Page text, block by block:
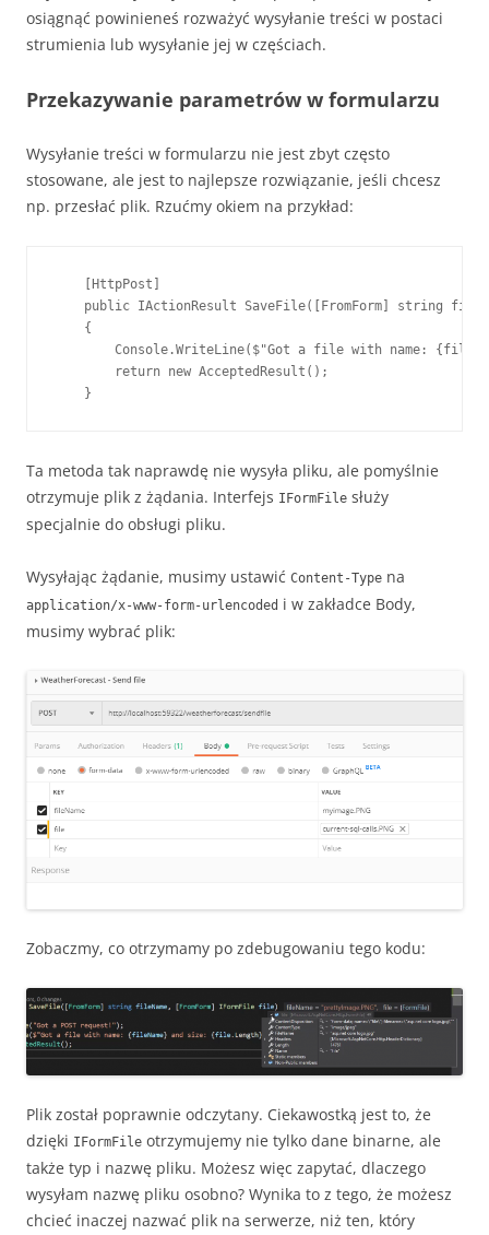
osiągnąć powinieneś rozważyć wysyłanie treści w postaci
strumienia lub wysyłanie jej w częściach.
Przekazywanie parametrów w formularzu
Wysyłanie treści w formularzu nie jest zbyt często
stosowane, ale jest to najlepsze rozwiązanie, jeśli chcesz
np. przesłać plik. Rzućmy okiem na przykład:
    [HttpPost]
public IActionResult SaveFile([FromForm] string
    {
Console.WriteLine($"Got a file with name:
        return new AcceptedResult();
    }
Ta metoda tak naprawdę nie wysyła pliku, ale pomyślnie
otrzymuje plik z żądania. Interfejs IFormFile służy
specjalnie do obsługi pliku.
Wysyłając żądanie, musimy ustawić Content-Type na
application/x-www-form-urlencoded i w zakładce Body,
musimy wybrać plik:
Zobaczmy, co otrzymamy po zdebugowaniu tego kodu:
Plik został poprawnie odczytany. Ciekawostką jest to, że
dzięki IFormFile otrzymujemy nie tylko dane binarne, ale
także typ i nazwę pliku. Możesz więc zapytać, dlaczego
wysyłam nazwę pliku osobno? Wynika to z tego, że możesz
chcieć inaczej nazwać plik na serwerze, niż ten, który